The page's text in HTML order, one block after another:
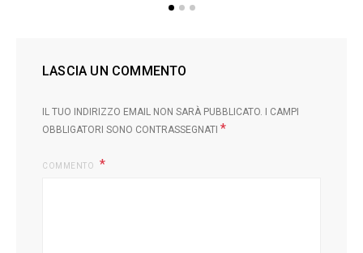
LASCIA UN COMMENTO
IL TUO INDIRIZZO EMAIL NON SARÀ PUBBLICATO.
I CAMPI
OBBLIGATORI SONO CONTRASSEGNATI *
COMMENTO